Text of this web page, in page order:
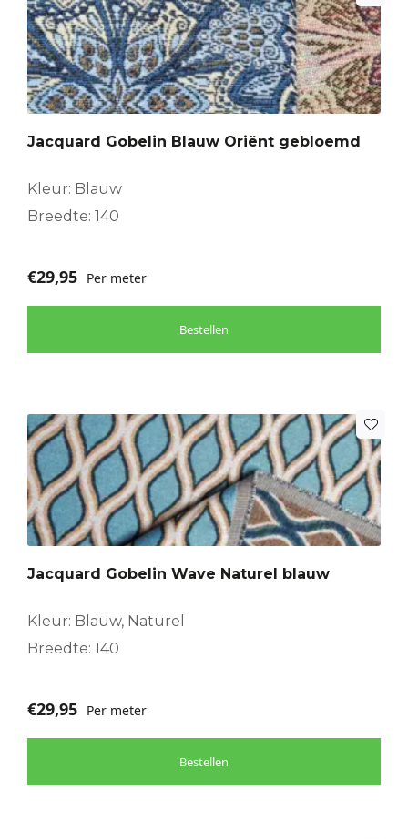
Jacquard Gobelin Blauw Oriënt gebloemd
Kleur: Blauw
Breedte: 140
€29,95 Per meter
Bestellen
Jacquard Gobelin Wave Naturel blauw
Kleur: Blauw, Naturel
Breedte: 140
€29,95 Per meter
Bestellen